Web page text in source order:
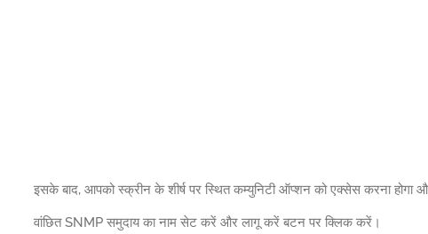
इसके बाद, आपको स्क्रीन के शीर्ष पर स्थित कम्युनिटी ऑप्शन को एक्सेस करना होगा
वांछित SNMP समुदाय का नाम सेट करें और लागू करें बटन पर क्लिक करें।